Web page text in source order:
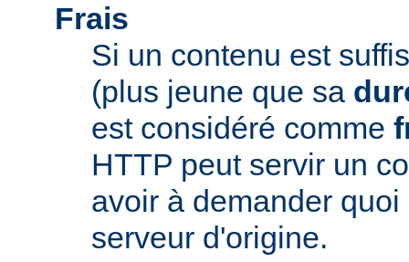
Frais
Si un contenu est
(plus jeune que sa
est considéré comme
HTTP peut servir un
avoir à demander
serveur d'origine.